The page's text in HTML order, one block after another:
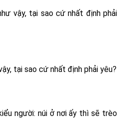
vậy, tại sao cứ nhất định phải
tại sao cứ nhất định phải yêu?
người: núi ở nơi ấy thì sẽ trèo